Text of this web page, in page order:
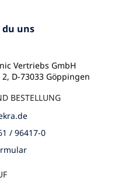
i
s
t
du uns
Vertriebs GmbH
D-73033 Göppingen
BESTELLUNG
/ 96417-0